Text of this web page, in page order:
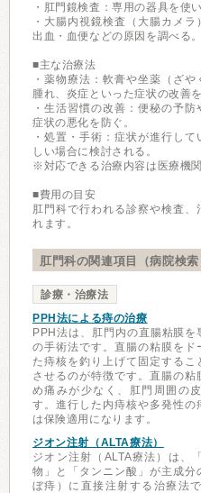
・肛門鏡検査：専用の器具を使
・大腸内視鏡検査（大腸カメラ
出血・血便などの原因を調べる。
■主な治療法
・薬物療法：軟膏や坐薬（ざ
腫れ、炎症といった症状の改善を
・生活習慣の改善：便秘の予防
症状の悪化を防ぐ。
・処置・手術：症状が進行し
しい場合に検討される。
※対応できる治療内容は医療機
■費用の目安
肛門科で行われる診察や検査、
れます。
肛門科の関連項目（病院検索
診療・治療法
PPH法による痔の治療
PPH法は、肛門内の直腸粘膜
の手術法です。直腸の粘膜をド
た痔核を釣り上げて固定する
させるのが特徴です。直腸の
め痛みが少なく、肛門周囲の
す。進行した内痔核や多発性の
は保険適用になります。
ジオン注射（ALTA療法）
ジオン注射（ALTA療法）は、
物」と「タンニン酸」が主成
ぼ痔）に直接注射する治療法